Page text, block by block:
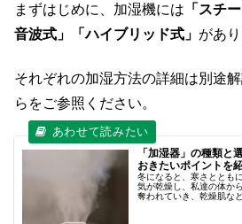
まずはじめに、加湿機には 「スチ
音波式」「ハイブリッド式」 があり
それぞれの加湿方法の詳細は別途
らをご参照ください。
「加湿器」の種類
おきたいポイントを
冬になると、寒さととも
気が乾燥し、私達の体か
奪われていき、乾燥肌な